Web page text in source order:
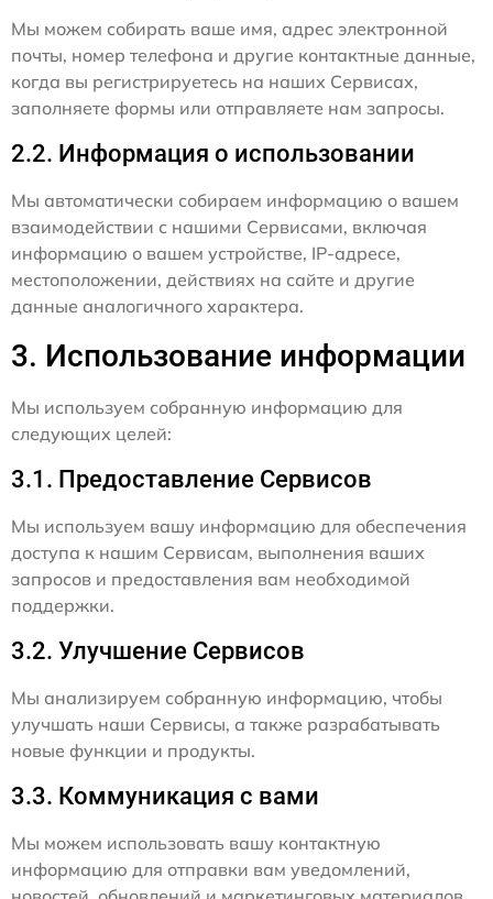
Мы можем собирать ваше имя, адрес электронной
почты, номер телефона и другие контактные данные,
когда вы регистрируетесь на наших Сервисах,
заполняете формы или отправляете нам запросы.
2.2. Информация о использовании
Мы автоматически собираем информацию о вашем
взаимодействии с нашими Сервисами, включая
информацию о вашем устройстве, IP-адресе,
местоположении, действиях на сайте и другие
данные аналогичного характера.
3. Использование информации
Мы используем собранную информацию для
следующих целей:
3.1. Предоставление Сервисов
Мы используем вашу информацию для обеспечения
доступа к нашим Сервисам, выполнения ваших
запросов и предоставления вам необходимой
поддержки.
3.2. Улучшение Сервисов
Мы анализируем собранную информацию, чтобы
улучшать наши Сервисы, а также разрабатывать
новые функции и продукты.
3.3. Коммуникация с вами
Мы можем использовать вашу контактную
информацию для отправки вам уведомлений,